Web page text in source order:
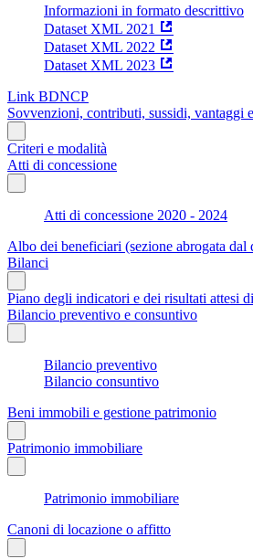
Informazioni in formato descrittivo
Dataset XML 2021
Dataset XML 2022
Dataset XML 2023
Link BDNCP
Sovvenzioni, contributi, sussidi, vantaggi
Criteri e modalità
Atti di concessione
Atti di concessione 2020 - 2024
Albo dei beneficiari (sezione abrogata dal
Bilanci
Piano degli indicatori e dei risultati attesi
Bilancio preventivo e consuntivo
Bilancio preventivo
Bilancio consuntivo
Beni immobili e gestione patrimonio
Patrimonio immobiliare
Patrimonio immobiliare
Canoni di locazione o affitto